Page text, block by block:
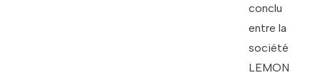
conclu
entre la
société
LEMON